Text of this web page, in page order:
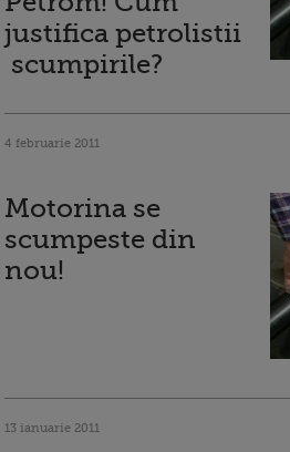
justifica petrolistii
scumpirile?
4 februarie 2011
Motorina se
scumpeste din
nou!
13 ianuarie 2011